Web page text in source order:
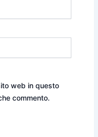
web in questo
commento.